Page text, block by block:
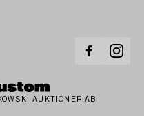
AUKTIONER AB